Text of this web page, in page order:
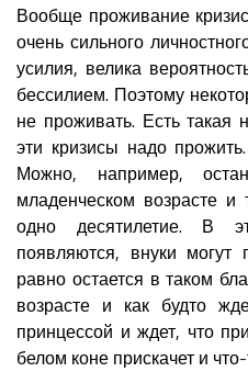
Вообще проживание
очень сильного
усилия, велика
бессилием. Поэтому
не проживать. Есть такая
эти кризисы надо
Можно, например,
младенческом возрасте
одно десятилетие. В
появляются, внуки могут
равно остается в таком
возрасте и как будто
принцессой и ждет, что
белом коне прискачет и